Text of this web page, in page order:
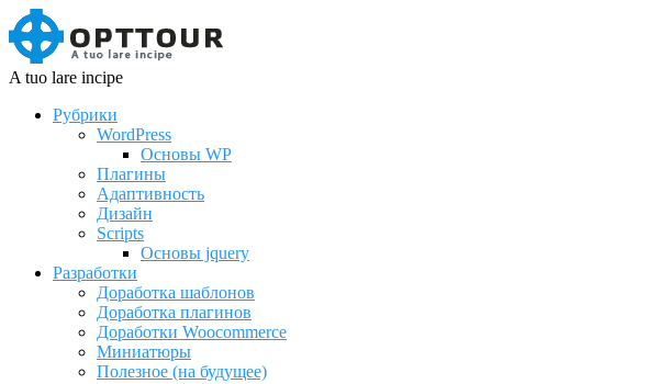
A tuo lare incipe
Рубрики
WordPress
Основы WP
Плагины
Адаптивность
Дизайн
Scripts
Основы jquery
Разработки
Доработка шаблонов
Доработка плагинов
Доработки Woocommerce
Миниатюры
Полезное (на будущее)